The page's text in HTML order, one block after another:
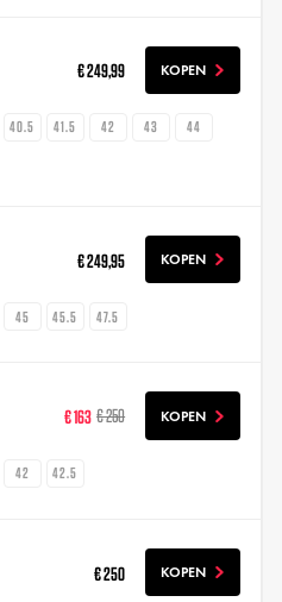
€ 249,99 KOPEN
40.5 41.5 42 43
44
€ 249,95 KOPEN
45 45.5 47.5
€ 163 € 250 KOPEN
42 42.5
€ 250 KOPEN